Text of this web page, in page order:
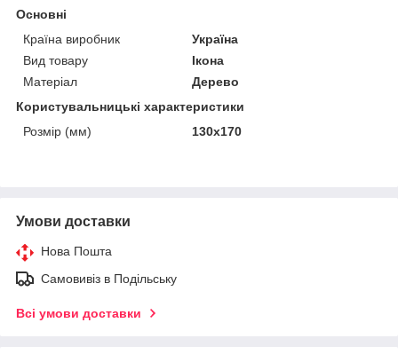
Основні
Країна виробник
Україна
Вид товару
Ікона
Матеріал
Дерево
Користувальницькі характеристики
Розмір (мм)
130х170
Умови доставки
Нова Пошта
Самовивіз в Подільську
Всі умови доставки